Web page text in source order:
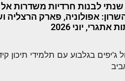
שנתי לבנות חרדיות משדרות
אפולוניה, פארק הרצליה
אתגרי, יוני 2026